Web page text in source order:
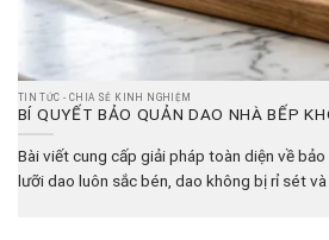
TIN TỨC - CHIA SẺ KINH NGHIỆM
BÍ QUYẾT BẢO QUẢN DAO NHÀ BẾP
Bài viết cung cấp giải pháp toàn diện về
lưỡi dao luôn sắc bén, dao không bị rỉ sét